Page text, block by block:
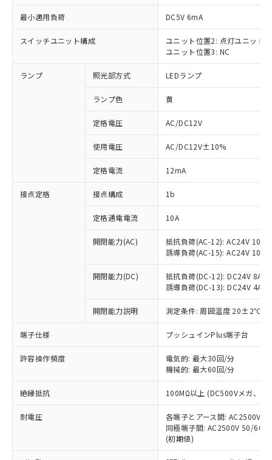
最小適用負荷 DC5V 6mA
スイッチユニット構成
ユニット位置2: 点灯ユニット
ユニット位置3: NC
ランプ 照光部方式 LEDランプ
ランプ色 黄
定格電圧 AC/DC12V
使用電圧 AC/DC12V±10%
定格電流 12mA
接点定格 接点構成 1b
定格通電電流 10A
開閉能力(AC)
抵抗負荷(AC-12): AC24V 10A/
誘導負荷(AC-15): AC24V
開閉能力(DC)
抵抗負荷(DC-12): DC24V 8A/
誘導負荷(DC-13): DC24V 4A/
開閉能力説明 測定条件: 周囲温度 20±2℃、
端子仕様 プッシュインPlus端子台
許容操作頻度
電気的: 最大30回/分
機械的: 最大60回/分
絶縁抵抗 100MΩ以上 (DC500Vメガ、点
耐電圧
各端子とアース間: AC2500V
同極端子間: AC2500V 50/
(初期値)
ご利用条件
以下の条件をお読みいただき、同意のうえ
ご利用ください。
本サービスは、当社制御機器事業取扱
商品の当社在庫状況および標準価格
(税抜)を提供させていただくもので
当社制御機器事業取扱商品の中には、
本サービスの対象外となる商品もある
ことをご了承ください。
在庫状況および標準価格照会結果は、
記載している更新日時点での社内デー
タに基づき作成されるものであり、閲
覧された時点での実際の在庫および標
準価格とは異なる場合があることをご
※1 対応状況
対応済み：EU RoHS指令（10物質）の
非含有に対応した製品が提供可能な商品で
対応予定：EU RoHS指令（10物質）の非含
有に対応した製品に切り替える予定のある
対応予定なし：EU RoHS指令（10物質）の
非含有に非対応の商品で、対応品を出す予
定はありません。
調査・確認中：EU RoHS指令（10物質）の
非含有の対応状況を調査中または確認中の
非該当品：ライセンス料など無形物で、有
害物質有無と関係のない商品です。
仕入先様の事情により、非含有部品として
いたものが、含有品と判明した場合などや
むを得ず変更することがあります。
鉛(Pb) 1000ppm以下、 水銀(Hg) 1000ppm以下、 カド
六価クロム(Cr(Ⅵ)) 1000ppm以下、ポリ臭化ビフェニル
類(PBB) 1000ppm以下、ポリ臭化ジフェニルエーテル類
(PBDE) 1000ppm以下、フタル酸ビス(2-エチルヘキシ
※1 中国RoHS○×表
「○」：最大均質材料含有率が中国RoHSの
基準値以下であることを示します。
「×」：最大均質材料含有率が中国RoHSの
基準値を超えていることを示します。
「－」：未確認です。当社販売部門へお問
い合わせください。
*中国RoHS10物質の基準値 (GB/T26572)：
Pb(鉛) :1000ppm、 Hg(水銀) : 1000ppm、 Cd(カドミウ
Cr(Ⅵ)(六価クロム) : 1000ppm、 PBBs(ポリ臭化ビフェ
当社は、これら貴社製品のうち、外国
為替および外国貿易法に定める商品
（以下｢規制貨物等」という）を輸出
国政府の輸出許可(または役務取引許
可)を取得するなどの必要な手続きを